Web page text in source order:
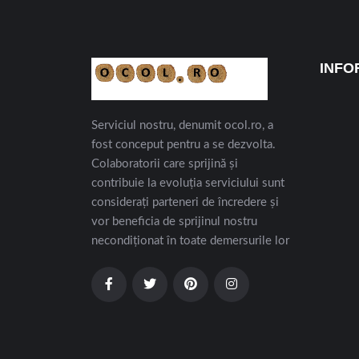
Serviciul nostru, denumit ocol.ro, a
fost conceput pentru a se dezvolta.
Colaboratorii care sprijină și
contribuie la evoluția serviciului sunt
considerați parteneri de încredere și
vor beneficia de sprijinul nostru
necondiționat în toate demersurile lor